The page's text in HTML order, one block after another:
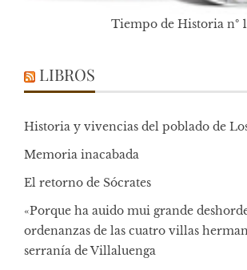
Tiempo de Historia nº 1
LIBROS
Historia y vivencias del poblado de
Memoria inacabada
El retorno de Sócrates
«Porque ha auido mui grande
ordenanzas de las cuatro villas
serranía de Villaluenga